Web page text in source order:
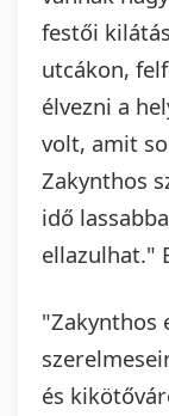
festői
utcákon,
élvezni a
volt, amit
Zakynthos
idő
ellazulhat."
"Zakynthos
és